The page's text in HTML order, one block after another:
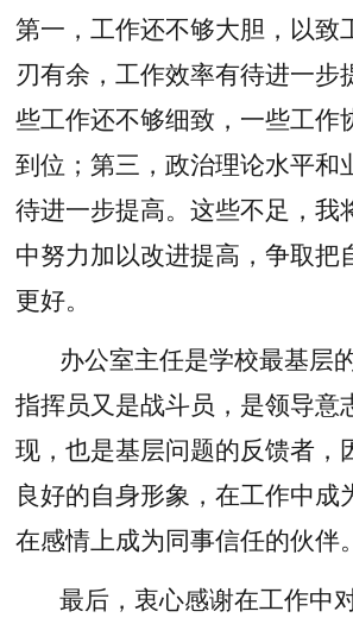
第一，工作还不够大胆，以致
刃有余，工作效率有待进一步
些工作还不够细致，一些工作
到位；第三，政治理论水平和
待进一步提高。这些不足，我
中努力加以改进提高，争取把
更好。
办公室主任是学校最基层
指挥员又是战斗员，是领导意
现，也是基层问题的反馈者，
良好的自身形象，在工作中成
在感情上成为同事信任的伙伴。
最后，衷心感谢在工作中